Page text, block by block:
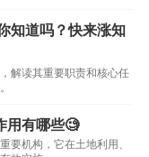
知道吗？快来涨知
解读其重要职责和核心任
用有哪些🧐
要机构，它在土地利用、